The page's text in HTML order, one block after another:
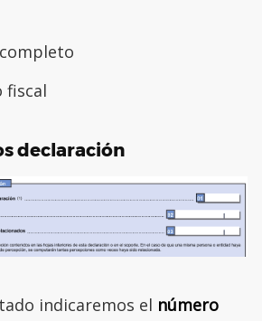
fiscal
declaración
indicaremos el número